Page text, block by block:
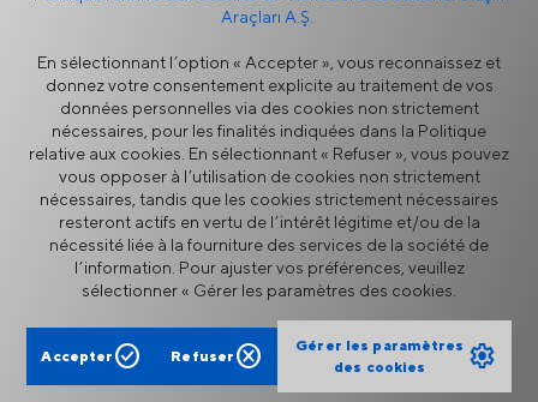
TEMSA en Chiffres
Araçları A.Ş.
En sélectionnant l’option « Accepter », vous reconnaissez et
donnez votre consentement explicite au traitement de vos
données personnelles via des cookies non strictement
nécessaires, pour les finalités indiquées dans la Politique
relative aux cookies. En sélectionnant « Refuser », vous pouvez
vous opposer à l’utilisation de cookies non strictement
nécessaires, tandis que les cookies strictement nécessaires
resteront actifs en vertu de l’intérêt légitime et/ou de la
nécessité liée à la fourniture des services de la société de
l’information. Pour ajuster vos préférences, veuillez
sélectionner « Gérer les paramètres des cookies.
Accepter check_circle Refuser cancel
Gérer les paramètres
des cookies
settings